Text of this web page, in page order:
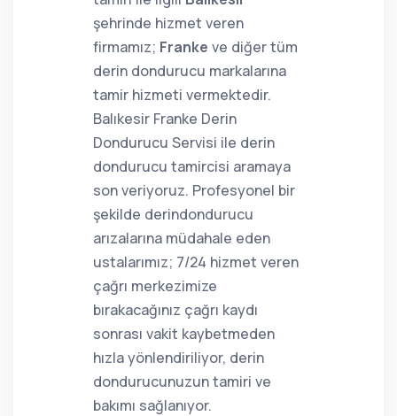
şehrinde hizmet veren
firmamız; Franke ve diğer tüm
derin dondurucu markalarına
tamir hizmeti vermektedir.
Balıkesir Franke Derin
Dondurucu Servisi ile derin
dondurucu tamircisi aramaya
son veriyoruz. Profesyonel bir
şekilde derindondurucu
arızalarına müdahale eden
ustalarımız; 7/24 hizmet veren
çağrı merkezimize
bırakacağınız çağrı kaydı
sonrası vakit kaybetmeden
hızla yönlendiriliyor, derin
dondurucunuzun tamiri ve
bakımı sağlanıyor.